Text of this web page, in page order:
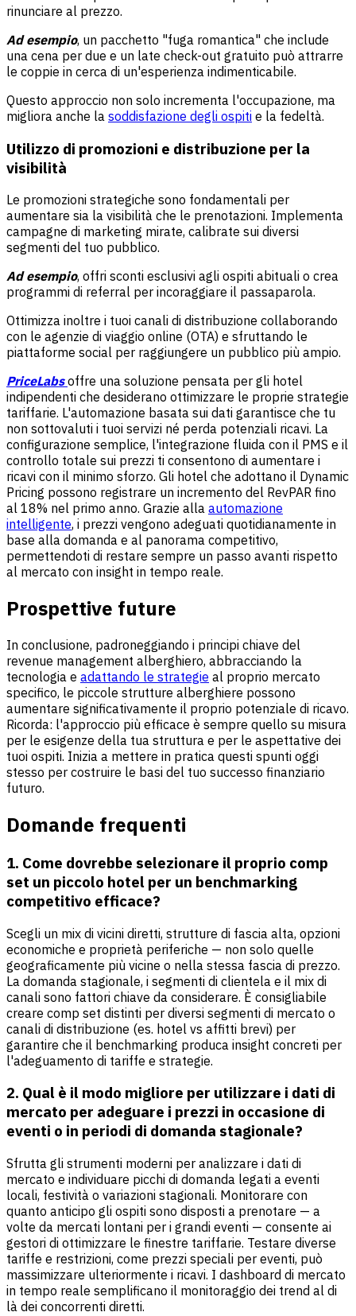
rinunciare al prezzo.
Ad esempio, un pacchetto "fuga romantica" che include
una cena per due e un late check-out gratuito può attrarre
le coppie in cerca di un'esperienza indimenticabile.
Questo approccio non solo incrementa l'occupazione, ma
migliora anche la soddisfazione degli ospiti e la fedeltà.
Utilizzo di promozioni e distribuzione per la
visibilità
Le promozioni strategiche sono fondamentali per
aumentare sia la visibilità che le prenotazioni. Implementa
campagne di marketing mirate, calibrate sui diversi
segmenti del tuo pubblico.
Ad esempio, offri sconti esclusivi agli ospiti abituali o crea
programmi di referral per incoraggiare il passaparola.
Ottimizza inoltre i tuoi canali di distribuzione collaborando
con le agenzie di viaggio online (OTA) e sfruttando le
piattaforme social per raggiungere un pubblico più ampio.
PriceLabsoffre una soluzione pensata per gli hotel
indipendenti che desiderano ottimizzare le proprie strategie
tariffarie. L'automazione basata sui dati garantisce che tu
non sottovaluti i tuoi servizi né perda potenziali ricavi. La
configurazione semplice, l'integrazione fluida con il PMS e il
controllo totale sui prezzi ti consentono di aumentare i
ricavi con il minimo sforzo. Gli hotel che adottano il Dynamic
Pricing possono registrare un incremento del RevPAR fino
al 18% nel primo anno. Grazie alla automazione
intelligente, i prezzi vengono adeguati quotidianamente in
base alla domanda e al panorama competitivo,
permettendoti di restare sempre un passo avanti rispetto
al mercato con insight in tempo reale.
Prospettive future
In conclusione, padroneggiando i principi chiave del
revenue management alberghiero, abbracciando la
tecnologia e adattando le strategie al proprio mercato
specifico, le piccole strutture alberghiere possono
aumentare significativamente il proprio potenziale di ricavo.
Ricorda: l'approccio più efficace è sempre quello su misura
per le esigenze della tua struttura e per le aspettative dei
tuoi ospiti. Inizia a mettere in pratica questi spunti oggi
stesso per costruire le basi del tuo successo finanziario
futuro.
Domande frequenti
1. Come dovrebbe selezionare il proprio comp
set un piccolo hotel per un benchmarking
competitivo efficace?
Scegli un mix di vicini diretti, strutture di fascia alta, opzioni
economiche e proprietà periferiche — non solo quelle
geograficamente più vicine o nella stessa fascia di prezzo.
La domanda stagionale, i segmenti di clientela e il mix di
canali sono fattori chiave da considerare. È consigliabile
creare comp set distinti per diversi segmenti di mercato o
canali di distribuzione (es. hotel vs affitti brevi) per
garantire che il benchmarking produca insight concreti per
l'adeguamento di tariffe e strategie.
2. Qual è il modo migliore per utilizzare i dati di
mercato per adeguare i prezzi in occasione di
eventi o in periodi di domanda stagionale?
Sfrutta gli strumenti moderni per analizzare i dati di
mercato e individuare picchi di domanda legati a eventi
locali, festività o variazioni stagionali. Monitorare con
quanto anticipo gli ospiti sono disposti a prenotare — a
volte da mercati lontani per i grandi eventi — consente ai
gestori di ottimizzare le finestre tariffarie. Testare diverse
tariffe e restrizioni, come prezzi speciali per eventi, può
massimizzare ulteriormente i ricavi. I dashboard di mercato
in tempo reale semplificano il monitoraggio dei trend al di
là dei concorrenti diretti.